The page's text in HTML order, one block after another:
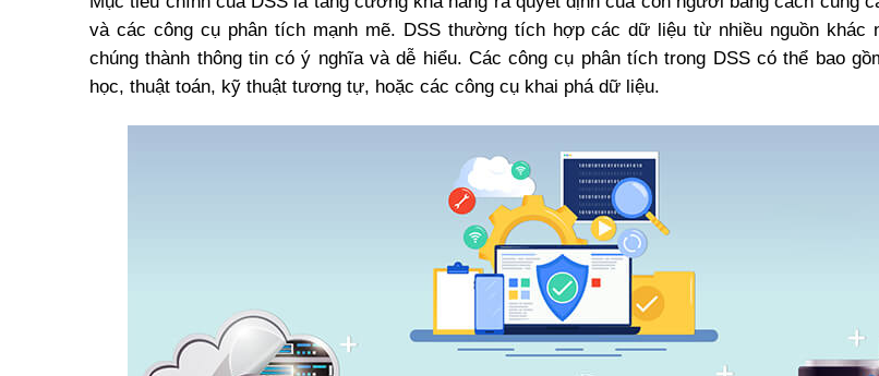
và các công cụ phân tích mạnh mẽ. DSS thường tích hợp các dữ liệu từ nhiều nguồn khác
chúng thành thông tin có ý nghĩa và dễ hiểu. Các công cụ phân tích trong DSS có thể bao
học, thuật toán, kỹ thuật tương tự, hoặc các công cụ khai phá dữ liệu.